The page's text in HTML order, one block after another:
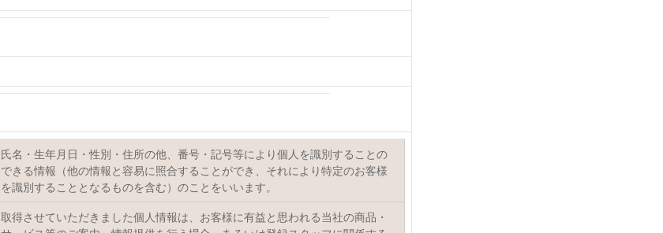
氏名・生年月日・性別・住所の他、番号・記号等により個人を識別することの
できる情報（他の情報と容易に照合することができ、それにより特定のお客様
を識別することとなるものを含む）のことをいいます。
取得させていただきました個人情報は、お客様に有益と思われる当社の商品・